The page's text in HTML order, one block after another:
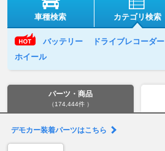
車種検索 カテゴリ検索
バッテリー ドライブレコーダー
ホイール
パーツ・商品
（174,444件 ）
デモカー装着パーツはこちら